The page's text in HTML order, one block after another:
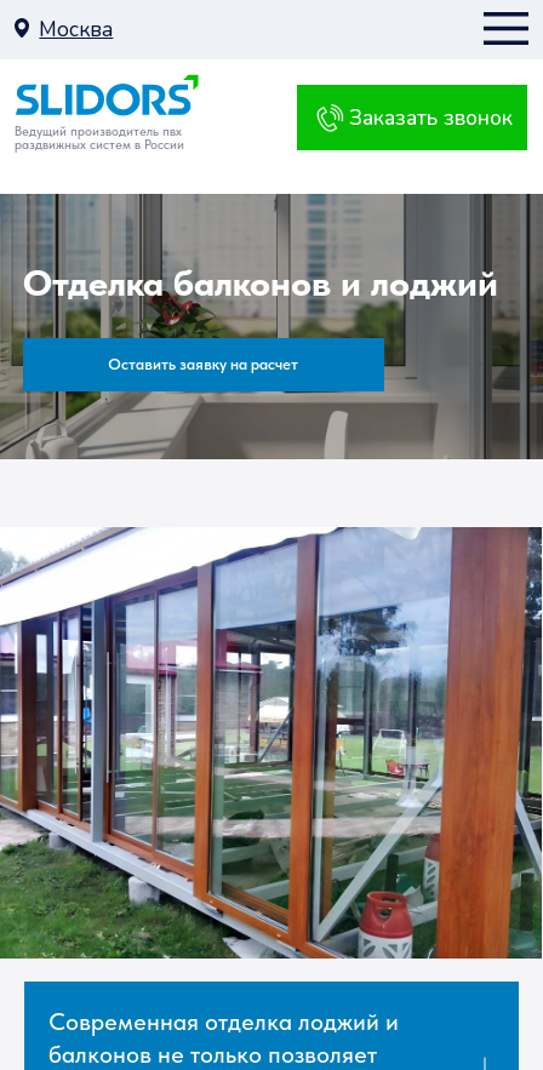
Москва
Ведущий производитель пвх
раздвижных систем в России
Отделка балконов и лоджий
Оставить заявку на расчет
Современная отделка лоджий и
балконов не только позволяет